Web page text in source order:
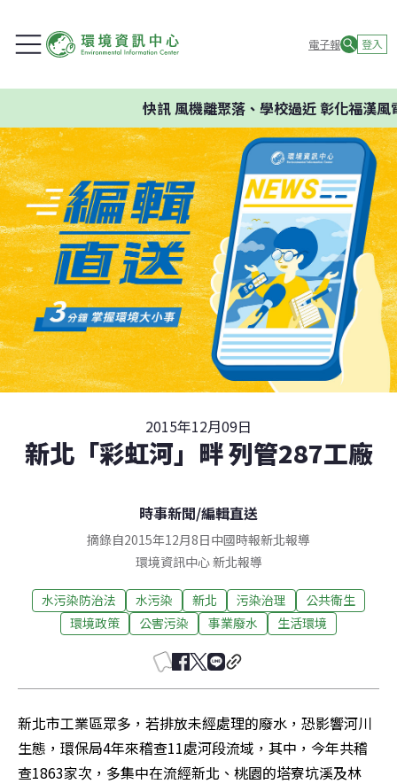
電子報 登入
快訊風機離聚落、學校過近 彰化福漢風
2015年12月09日
新北「彩虹河」畔 列管287工廠
時事新聞/編輯直送
摘錄自2015年12月8日中國時報新北報導
環境資訊中心新北報導
水污染防治法 水污染 新北 污染治理
公共衛生
環境政策
公害污染 事業廢水 生活環境
新北市工業區眾多，若排放未經處理的廢水，恐影響河川
生態，環保局4年來稽查11處河段流域，其中，今年共稽
查1863家次，多集中在流經新北、桃園的塔寮坑溪及林